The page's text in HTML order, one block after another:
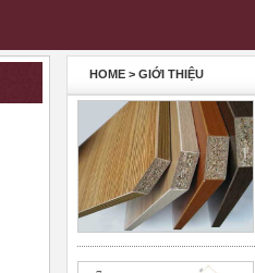
HOME > GIỚI THIỆU